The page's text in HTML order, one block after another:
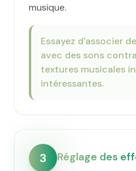
musique.
Essayez d'associer
avec des sons
textures musicales
intéressantes.
3 Réglage des